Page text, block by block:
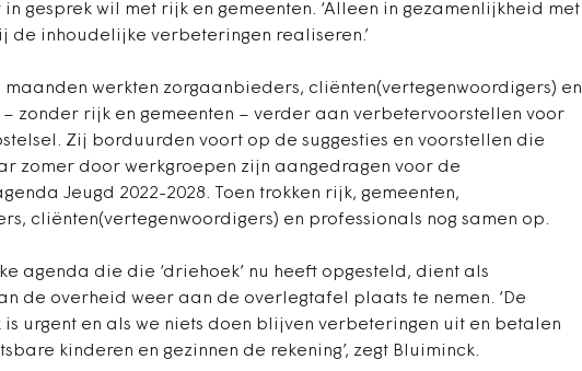
gesprek wil met rijk en gemeenten. ‘Alleen in gezamenlijkheid met
de inhoudelijke verbeteringen realiseren.’
maanden werkten zorgaanbieders, cliënten(vertegenwoordigers) en
zonder rijk en gemeenten – verder aan verbetervoorstellen voor
Zij borduurden voort op de suggesties en voorstellen die
zomer door werkgroepen zijn aangedragen voor de
Jeugd 2022-2028. Toen trokken rijk, gemeenten,
cliënten(vertegenwoordigers) en professionals nog samen op.
agenda die die ‘driehoek’ nu heeft opgesteld, dient als
de overheid weer aan de overlegtafel plaats te nemen. ‘De
urgent en als we niets doen blijven verbeteringen uit en betalen
kinderen en gezinnen de rekening’, zegt Bluiminck.